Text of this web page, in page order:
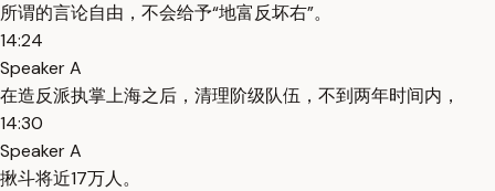
所谓的言论自由，不会给予“地富反坏右”。
14:24
Speaker A
在造反派执掌上海之后，清理阶级队伍，不到两年时间内，
14:30
Speaker A
揪斗将近17万人。